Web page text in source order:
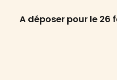
A déposer pour le 26